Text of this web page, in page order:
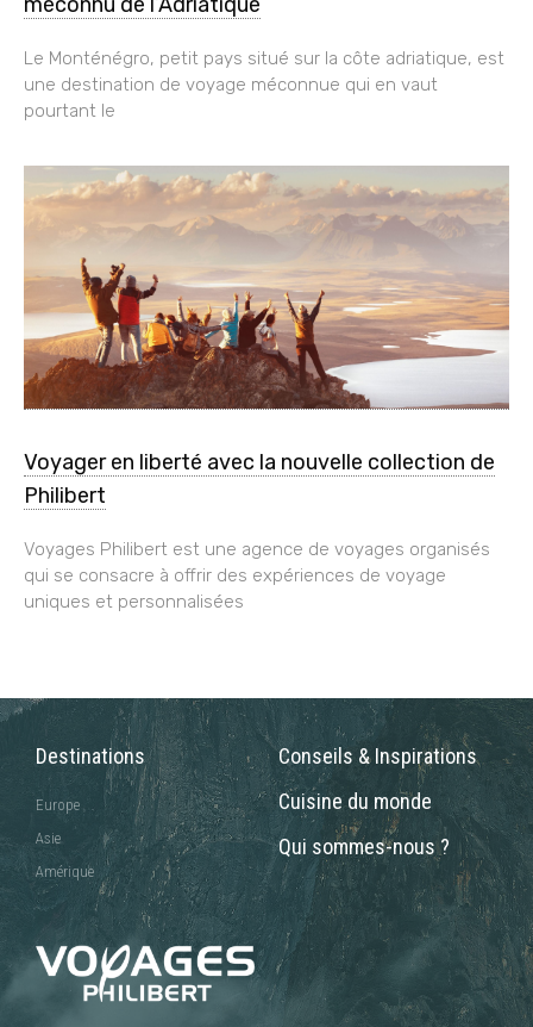
Le Monténégro, petit pays situé sur la côte adriatique, est
une destination de voyage méconnue qui en vaut
pourtant le
Voyager en liberté avec la nouvelle collection de
Philibert
Voyages Philibert est une agence de voyages organisés
qui se consacre à offrir des expériences de voyage
uniques et personnalisées
Destinations
Europe
Asie
Amérique
Conseils & Inspirations
Cuisine du monde
Qui sommes-nous ?